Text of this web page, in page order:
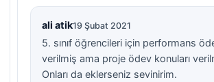
ali atik19 Şubat 2021
5. sınıf öğrencileri için performans
verilmiş ama proje ödev konuları
Onları da eklerseniz sevinirim.